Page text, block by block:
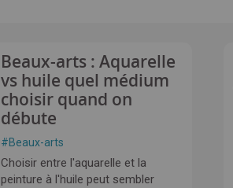
Beaux-arts : Aquarelle
vs huile quel médium
choisir quand on
débute
#Beaux-arts
Choisir entre l'aquarelle et la
peinture à l'huile peut sembler